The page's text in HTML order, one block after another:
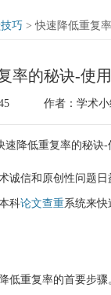
巧 > 快速降低重复
率的秘诀-使
作者：学术小
诚信和原创性问题
科论文查重系统来
低重复率的首要步